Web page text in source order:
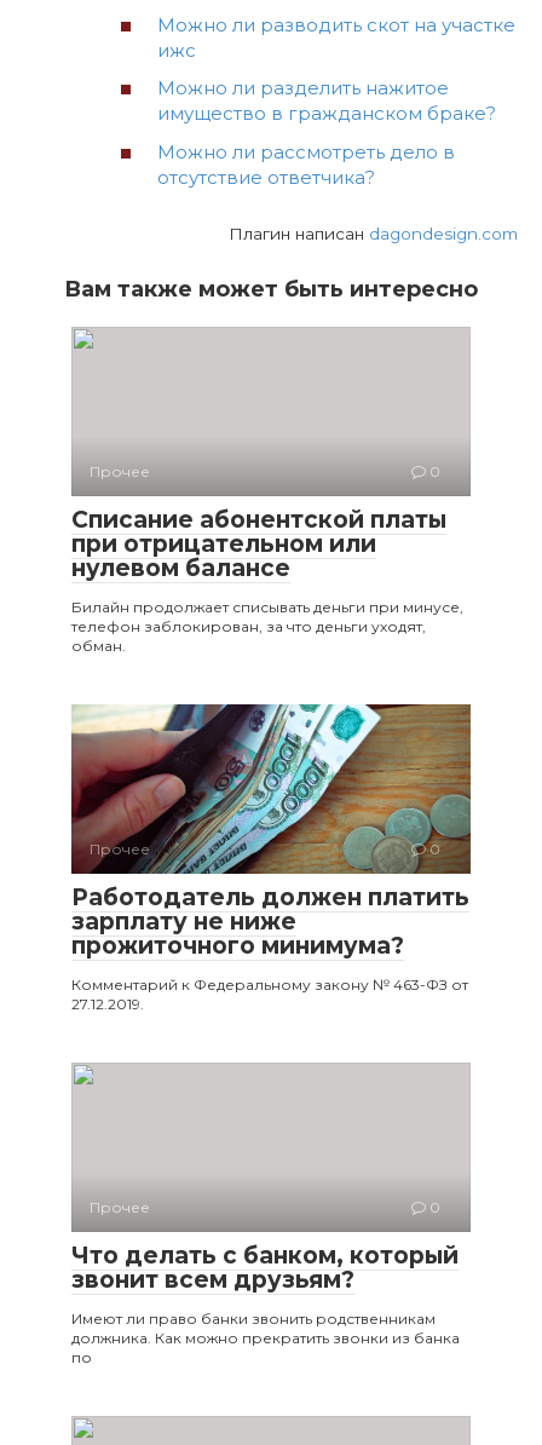
Можно ли разводить скот на участке
ижс
Можно ли разделить нажитое
имущество в гражданском браке?
Можно ли рассмотреть дело в
отсутствие ответчика?
Плагин написан dagondesign.com
Вам также может быть интересно
Прочее 0
Списание абонентской платы
при отрицательном или
нулевом балансе
Билайн продолжает списывать деньги при минусе,
телефон заблокирован, за что деньги уходят,
обман.
Прочее 0
Работодатель должен платить
зарплату не ниже
прожиточного минимума?
Комментарий к Федеральному закону № 463-ФЗ от
27.12.2019.
Прочее 0
Что делать с банком, который
звонит всем друзьям?
Имеют ли право банки звонить родственникам
должника. Как можно прекратить звонки из банка
по